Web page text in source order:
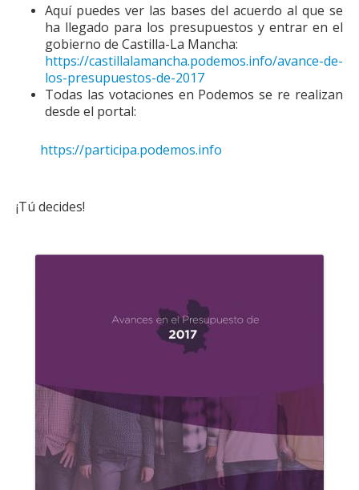
Aquí puedes ver las bases del acuerdo al que se
ha llegado para los presupuestos y entrar en el
gobierno de Castilla-La Mancha:
https://castillalamancha.podemos.info/avance-de-
los-presupuestos-de-2017
Todas las votaciones en Podemos se re realizan
desde el portal:
https://participa.podemos.info
¡Tú decides!